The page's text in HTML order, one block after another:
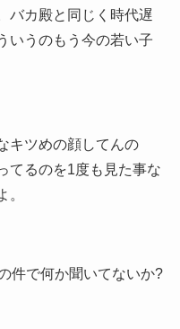
バカ殿と同じく時代遅
いうのもう今の若い子
キツめの顔してんの
てるのを1度も見た事な
。
件で何か聞いてないか?